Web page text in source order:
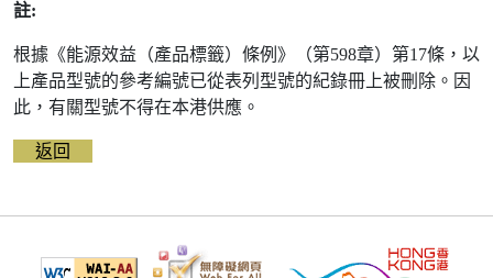
籤
料
註:
根據《能源效益（產品標籤）條例》（第598章）第17條，以
上產品型號的參考編號已從表列型號的紀錄冊上被刪除。因
此，有關型號不得在本港供應。
返回